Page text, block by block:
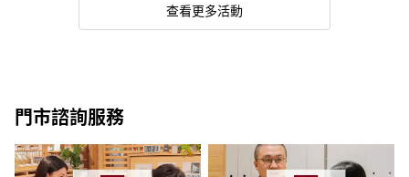
查看更多活動
門市諮詢服務